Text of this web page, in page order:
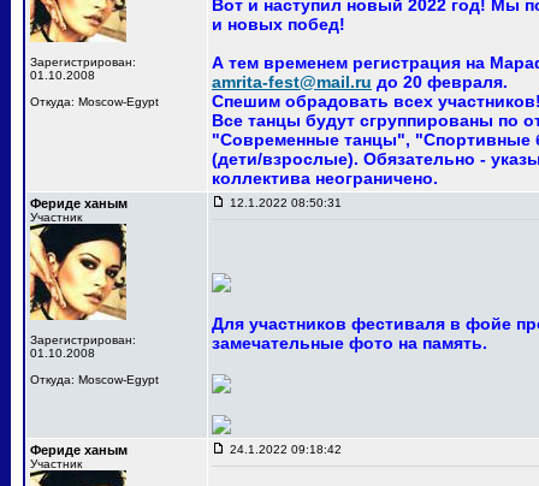
Зарегистрирован:
01.10.2008
Откуда: Moscow-Egypt
Вот и наступил новый 2022 год! Мы
и новых побед!
А тем временем регистрация на
amrita-fest@mail.ru до 20 февраля.
Спешим обрадовать всех
Все танцы будут сгруппированы по
"Современные танцы", "Спортивные
(дети/взрослые). Обязательно -
коллектива неограничено.
Фериде ханым
Участник
Зарегистрирован:
01.10.2008
Откуда: Moscow-Egypt
12.1.2022 08:50:31
Для участников фестиваля в фойе
замечательные фото на память.
Фериде ханым
Участник
24.1.2022 09:18:42